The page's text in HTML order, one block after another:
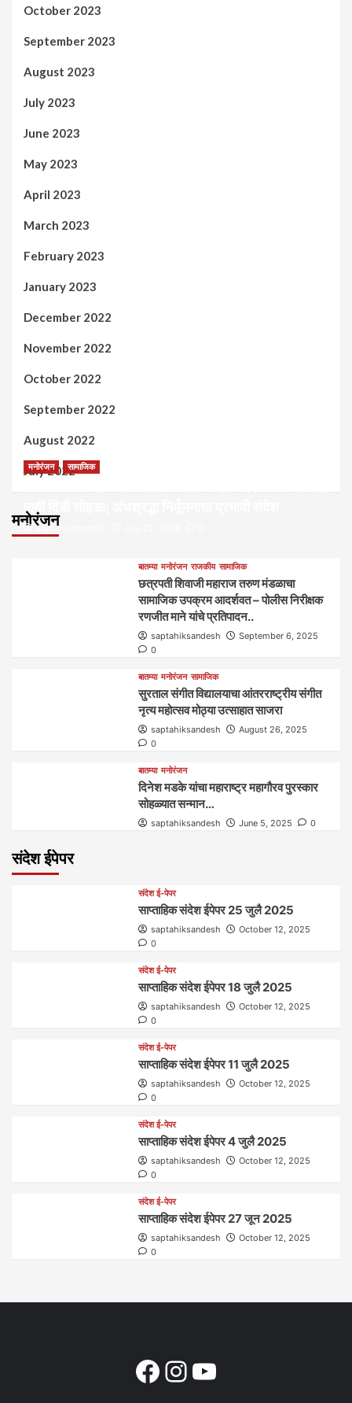
October 2023
September 2023
August 2023
July 2023
June 2023
May 2023
April 2023
March 2023
February 2023
January 2023
December 2022
November 2022
October 2022
September 2022
August 2022
July 2022
मनोरंजन
मनोरंजन सामाजिक
पायी दिंडी सोहळा; अंधश्रद्धा निर्मूलनाचा प्रभावी संदेश
saptahiksandesh
बातम्या मनोरंजन राजकीय सामाजिक
छत्रपती शिवाजी महाराज तरुण मंडळाचा
सामाजिक उपक्रम आदर्शवत – पोलीस निरीक्षक
रणजीत माने यांचे प्रतिपादन..
saptahiksandesh
September 6, 2025
0
बातम्या मनोरंजन सामाजिक
सुरताल संगीत विद्यालयाचा आंतरराष्ट्रीय संगीत
नृत्य महोत्सव मोठ्या उत्साहात साजरा
saptahiksandesh
August 26, 2025
0
बातम्या मनोरंजन
दिनेश मडके यांचा महाराष्ट्र महागौरव‌ पुरस्कार‌‌‌
सोहळ्यात सन्मान…
saptahiksandesh June 5, 2025 0
संदेश ईपेपर
संदेश ई-पेपर
साप्ताहिक संदेश ईपेपर 25 जुलै 2025
saptahiksandesh
October 12, 2025
0
संदेश ई-पेपर
साप्ताहिक संदेश ईपेपर 18 जुलै 2025
saptahiksandesh
October 12, 2025
0
संदेश ई-पेपर
साप्ताहिक संदेश ईपेपर 11 जुलै 2025
saptahiksandesh
October 12, 2025
0
संदेश ई-पेपर
साप्ताहिक संदेश ईपेपर 4 जुलै 2025
saptahiksandesh
October 12, 2025
0
संदेश ई-पेपर
साप्ताहिक संदेश ईपेपर 27 जून 2025
saptahiksandesh
October 12, 2025
0
Facebook
Instagram
YouTube